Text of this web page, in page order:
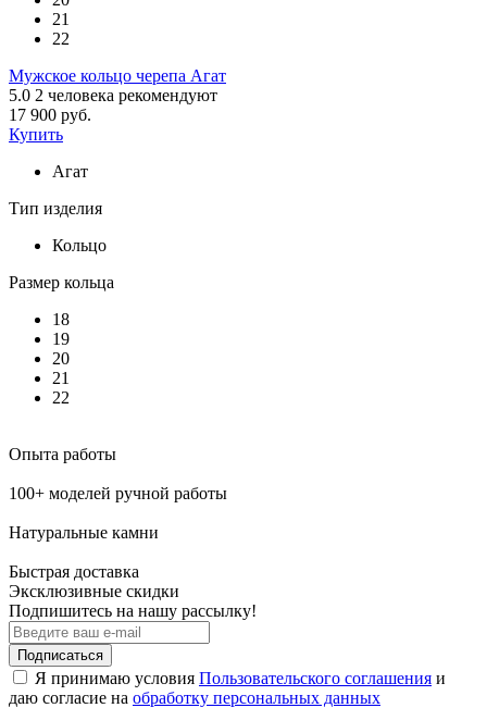
21
22
Мужское кольцо черепа Агат
5.0 2 человека рекомендуют
17 900 руб.
Купить
Агат
Тип изделия
Кольцо
Размер кольца
18
19
20
21
22
Опыта работы
100+ моделей ручной работы
Натуральные камни
Быстрая доставка
Эксклюзивные скидки
Подпишитесь на нашу рассылку!
Подписаться
Я принимаю условия Пользовательского соглашения и
даю согласие на обработку персональных данных